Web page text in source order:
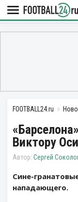
FOOTBALL24.ru
Виктору
Сергей
Сине-
нападающего.